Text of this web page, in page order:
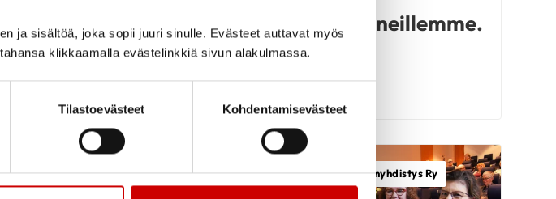
ja sisältöä, joka sopii juuri sinulle. Evästeet auttavat myös
klikkaamalla evästelinkkiä sivun alakulmassa.
Tilastoevästeet Kohdentamisevästeet
yhteistyökumppaneillemme.
LUE UUTINEN
Sydänyhdistys Ry Kangasalan Seudun Sydänyhdistys Ry